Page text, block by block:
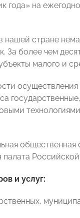
года» на
нашей стране
За более чем
малого и
осуществления
общественная
и услуг: